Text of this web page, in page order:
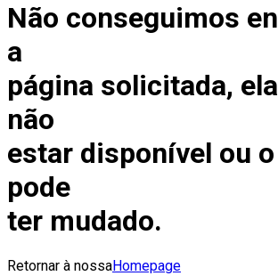
Não conseguimos
a
página solicitada,
não
estar disponível ou o
pode
ter mudado.
Retornar à nossaHomepage